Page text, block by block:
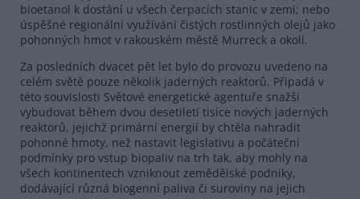
bioetanol k dostání u všech čerpacích stanic v zemi; nebo
úspěšné regionální využívání čistých rostlinných olejů jako
pohonných hmot v rakouském městě Murreck a okolí.
Za posledních dvacet pět let bylo do provozu uvedeno na
celém světě pouze několik jaderných reaktorů. Připadá v
této souvislosti Světové energetické agentuře snažší
vybudovat během dvou desetiletí tisíce nových jaderných
reaktorů, jejichž primární energií by chtěla nahradit
pohonné hmoty, než nastavit legislativu a počáteční
podmínky pro vstup biopaliv na trh tak, aby mohly na
všech kontinentech vzniknout zemědělské podniky,
dodávající různá biogenní paliva či suroviny na jejich